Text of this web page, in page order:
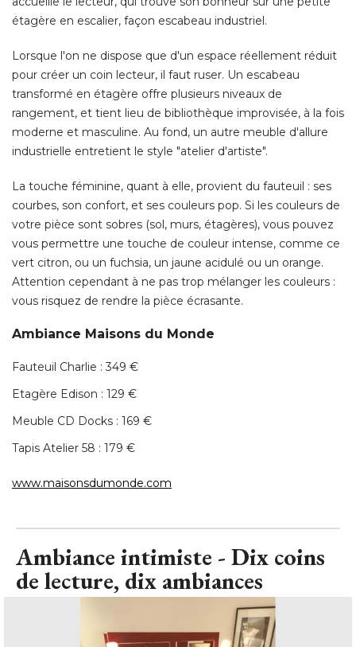
transformé en étagère offre plusieurs niveaux de
moderne et masculine. Au fond, un autre meuble d'allure
industrielle entretient le style "atelier d'artiste".
La touche féminine, quant à elle, provient du fauteuil : ses
courbes, son confort, et ses couleurs pop. Si les couleurs de
votre pièce sont sobres (sol, murs, étagères), vous pouvez
vert citron, ou un fuchsia, un jaune acidulé ou un orange.
Attention cependant à ne pas trop mélanger les couleurs :
vous risquez de rendre la pièce écrasante.
Ambiance Maisons du Monde
Fauteuil Charlie : 349 €
Tapis Atelier 58 : 179 €
Ambiance intimiste - Dix coins